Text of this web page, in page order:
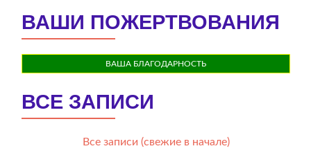
ВАШИ ПОЖЕРТВОВАНИЯ
ВАША БЛАГОДАРНОСТЬ
ВСЕ ЗАПИСИ
Все записи (свежие в начале)